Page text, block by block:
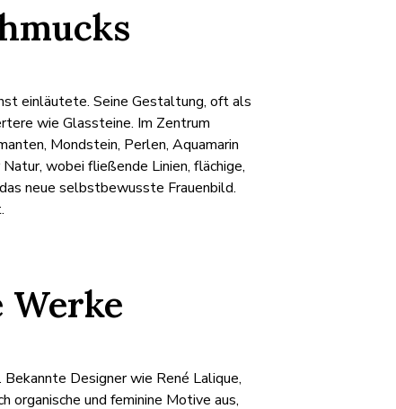
einläutete. Seine Gestaltung, oft als
wie Glassteine. Im Zentrum
Mondstein, Perlen, Aquamarin
wobei fließende Linien, flächige,
neue selbstbewusste Frauenbild.
Werke
Designer wie René Lalique,
organische und feminine Motive aus,